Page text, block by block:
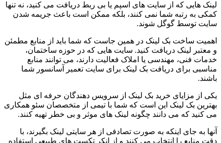
لینک هایی که از سایت های اسپم یا بی ربط دریافت می کنید، نه تنها
کمکی به رتبه شما نمی کنند، بلکه ممکن است باعث جریمه شدن
سایت توسط گوگل شوند.
اهمیت ساخت بک لینک در همین جاست که شما باید از منابع مطمئن
و معتبر لینک دریافت کنید. سایت هایی که در حوزه ساختمان،
خدمات فنی، مهندسی یا املاک فعالیت دارند، می توانند منابع
مناسبی برای دریافت بک لینک برای سایت تعمیر آسانسور شما
باشند.
یکی از مزایای خرید بک لینک از سرویس دهندگان حرفه ای مثل
بهترین بک لینک این است که شما با تیمی از متخصصان سئو همکاری
می کنید که می دانند چگونه لینک های موثر و بی خطر تهیه کنند.
آنها به جای اینکه به صورت تصادفی از هر سایتی لینک بگیرند، با
دقت منابع را انتخاب می کنند و از انکر تکست های طبیعی استفاده